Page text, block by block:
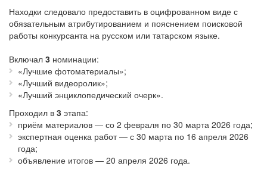
Находки следовало предоставить в оцифрованном виде с
обязательным атрибутированием и пояснением поисковой
работы конкурсанта на русском или татарском языке.
Включал 3 номинации:
«Лучшие фотоматериалы»;
«Лучший видеоролик»;
«Лучший энциклопедический очерк».
Проходил в 3 этапа:
приём материалов — со 2 февраля по 30 марта 2026 года;
экспертная оценка работ — с 30 марта по 16 апреля 2026
года;
объявление итогов — 20 апреля 2026 года.